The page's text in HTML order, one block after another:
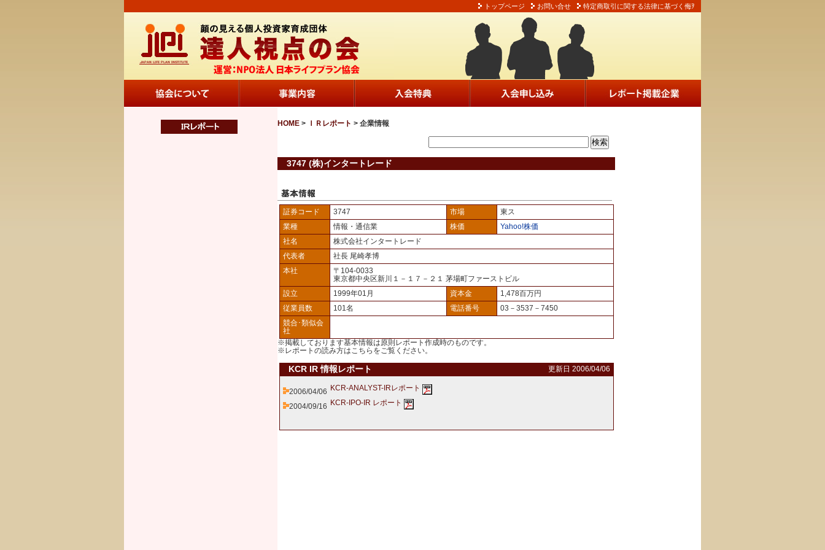
トップページ お問い合せ 特定商取引に関する法律に基づく侮ｦ
HOME > ＩＲレポート > 企業情報
3747 (株)インタートレード
証券コード 3747 市場
東ス
業種
情報・通信業 株価
Yahoo!株価
社名
株式会社インタートレード
代表者
社長 尾崎孝博
本社
〒104-0033
東京都中央区新川１－１７－２１ 茅場町ファーストビル
設立
1999年01月 資本金
1,478百万円
従業員数
101名 電話番号
03－3537－7450
競合･類似会
社
※掲載しております基本情報は原則レポート作成時のものです。
※レポートの読み方はこちら をご覧ください。
KCR IR 情報レポート 更新日 2006/04/06
2006/04/06 KCR-ANALYST-IRレポート
2004/09/16 KCR-IPO-IR レポート